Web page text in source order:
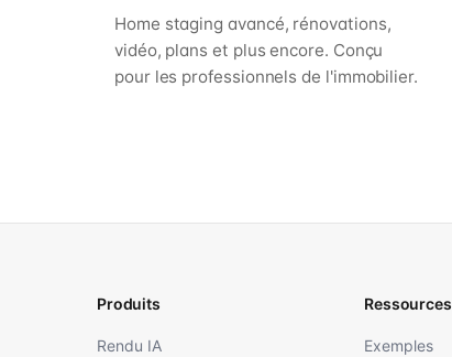
Home staging avancé, rénovations,
vidéo, plans et plus encore. Conçu
pour les professionnels de l'immobilier.
Produits
Rendu IA
Ressources
Exemples